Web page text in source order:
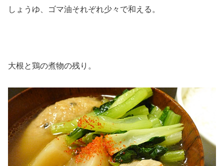
しょうゆ、ゴマ油それぞれ少々で和える。
大根と鶏の煮物の残り。